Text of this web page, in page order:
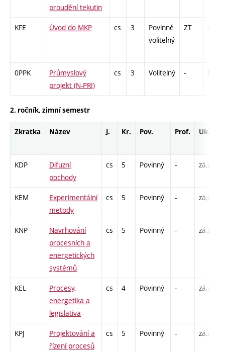
proudění tekutin
KFE Úvod do MKP cs 3
Povinně
volitelný
ZT zá
0PPK
Průmyslový
projekt (N-PRI)
cs 3 Volitelný -
2. ročník, zimní semestr
Zkratka Název J. Kr. Pov. Prof. Uk.
KDP
Difuzní
pochody
cs 5 Povinný - zá,zk
KEM
Experimentální
metody
cs 5 Povinný - zá,zk
KNP
Navrhování
procesních a
energetických
systémů
cs 5 Povinný - zá,zk
KEL
Procesy,
energetika a
legislativa
cs 4 Povinný - zá,zk
KPJ
Projektování a
řízení procesů
cs 5 Povinný - zá,zk